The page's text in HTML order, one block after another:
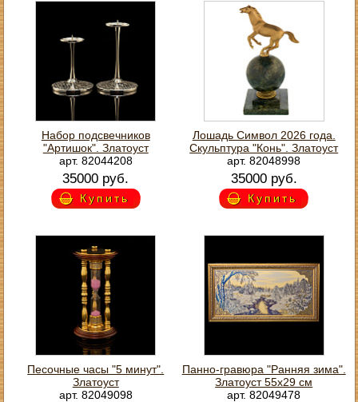
Набор подсвечников
"Артишок". Златоуст
арт. 82044208
35000 руб.
Купить
Лошадь Символ 2026 года.
Скульптура "Конь". Златоуст
арт. 82048998
35000 руб.
Купить
Песочные часы "5 минут".
Златоуст
арт. 82049098
Панно-гравюра "Ранняя зима".
Златоуст 55х29 см
арт. 82049478